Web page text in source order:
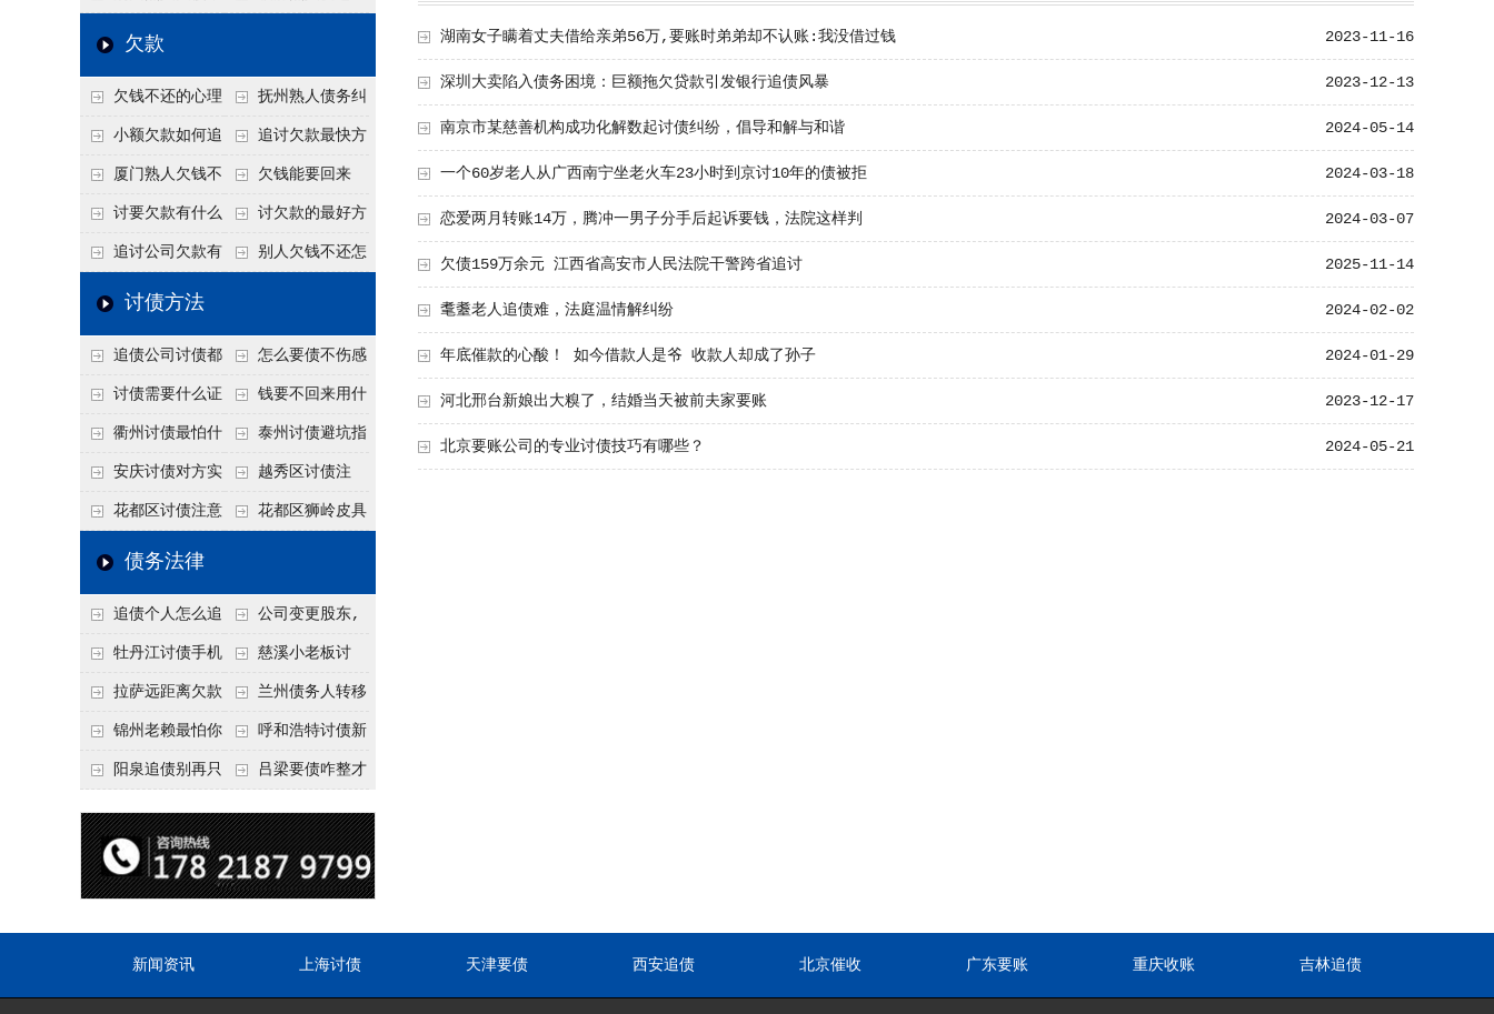
法比公司好使
还几年了，2026年用
死账变活 打官司更好使
欠款
欠钱不还的心理
是什么？读懂欠款人
的心态催收事半功倍
抚州熟人债务纠
纷咋办？这一招好开
口
小额欠款如何追
讨
追讨欠款最快方
法是什么？
厦门熟人欠钱不
还？2026年合法秘
籍！
欠钱能要回来
吗？
讨要欠款有什么
好办法
讨欠款的最好方
法
追讨公司欠款有
哪些法律手段
别人欠钱不还怎
讨债方法
追债公司讨债都
有哪些手段
怎么要债不伤感
情？
讨债需要什么证
据
钱要不回来用什
么方法要回来
衢州讨债最怕什
么？2026年这两个关
键细节，做错就很难
泰州讨债避坑指
南：2026年这2个细
节不注意，钱很难要
安庆讨债对方实
在没钱咋办？
越秀区讨债注
意！没有借条只有微
花都区讨债注意
事项：空港物流园欠
节点”催收最有效
花都区狮岭皮具
3种合法追债路径
债务法律
追债个人怎么追
回呢？2026年最新绝
招选择！
公司变更股东,
变更前的债权债务谁
承担
牡丹江讨债手机
搞定：2026年线上立
案追债全流程，足不
出户
慈溪小老板讨
债，2026年这2个本
地行业协会出面，比
法院传票快
拉萨远距离欠款
对方在牧区联系不
上，2026年委托当地
兰州债务人转移
财产后申请破产，20
26年破产程序里还能
锦州老赖最怕你
懂这1条，2026
罪”详解，能判刑
呼和浩特讨债新
招：2026年用“律师
成本低见效快
阳泉追债别再只
类隐形财产（公积
金、保单）也能执行
吕梁要债咋整才
调解渠道，比找公司
强
2023-11-16
湖南女子瞒着丈夫借给亲弟56万,要账时弟弟却不认账:我没借过钱
2023-12-13
深圳大卖陷入债务困境：巨额拖欠贷款引发银行追债风暴
2024-05-14
南京市某慈善机构成功化解数起讨债纠纷，倡导和解与和谐
2024-03-18
一个60岁老人从广西南宁坐老火车23小时到京讨10年的债被拒
2024-03-07
恋爱两月转账14万，腾冲一男子分手后起诉要钱，法院这样判
2025-11-14
欠债159万余元 江西省高安市人民法院干警跨省追讨
2024-02-02
耄耋老人追债难，法庭温情解纠纷
2024-01-29
年底催款的心酸！ 如今借款人是爷 收款人却成了孙子
2023-12-17
河北邢台新娘出大糗了，结婚当天被前夫家要账
2024-05-21
北京要账公司的专业讨债技巧有哪些？
新闻资讯 上海讨债 天津要债 西安追债 北京催收 广东要账 重庆收账 吉林追债